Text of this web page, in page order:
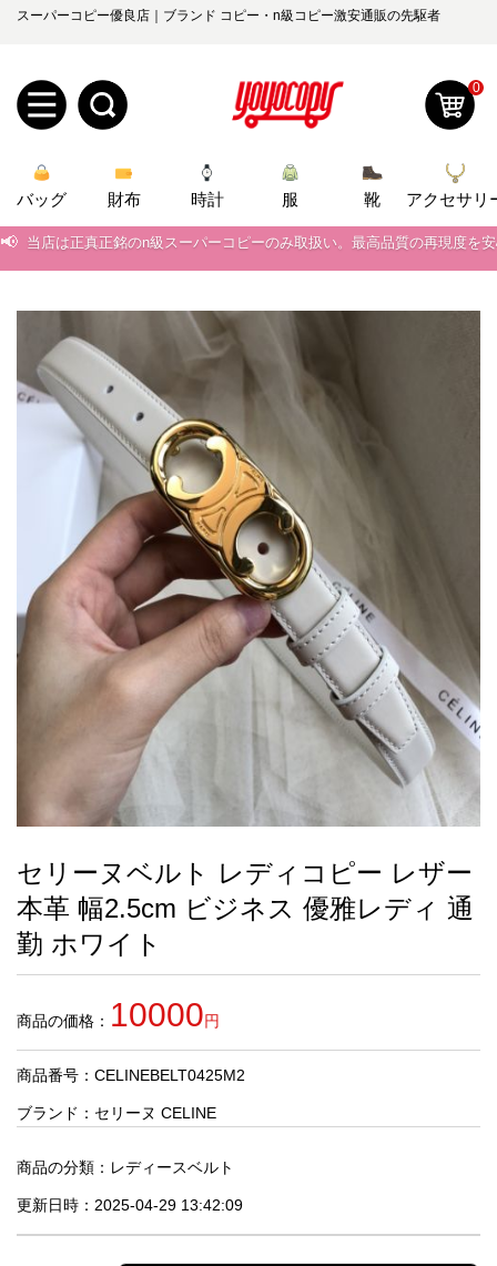
スーパーコピー優良店｜ブランド コピー・n級コピー激安通販の先駆者
規
ユ
ー
ロ
グ
理
yoyocopys@gmail.com
2026人気特集
バッグ
財布
時計
服
ズボン
衣装セット
靴
住まい用品
アクセサリー
ベルト
スカーフ
アイフォーンケ
ース
小物
お
す
す
め
商
人
気
商
セ
0
バッグ 財布 時計 服 靴
アクセサリ
📢 新作入荷！ルイ・ヴィトンスーパーコピー バッグ最新モデルが登場。
当店は正真正銘のn級スーパーコピーのみ取扱い。最高品質の再現度を
📢 2026春の新作続々更新中！期間中のご注文でお得な割引をご利用いただ
新作入荷！ルイ・ヴィトンスーパーコピー バッグ最新モデルが登場。
セリーヌベルト レディコピー レザー
本革 幅2.5cm ビジネス 優雅レディ 通
勤 ホワイト
商品の価格： 10000円
商品番号：CELINEBELT0425M2
ブランド： セリーヌ CELINE
商品の分類： レディースベルト
更新日時：2025-04-29 13:42:09